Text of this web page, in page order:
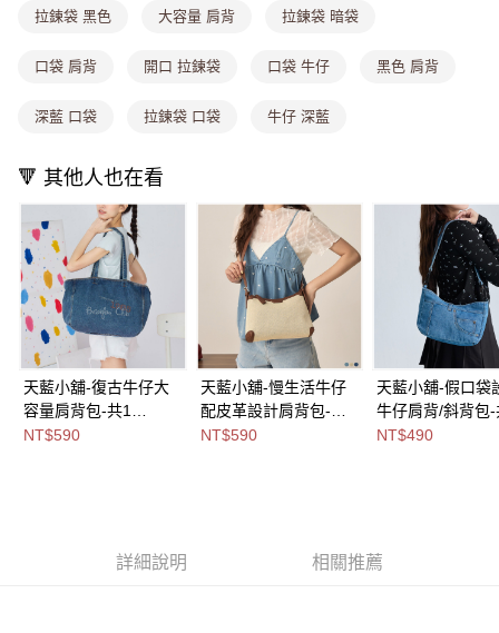
2.付款方式選擇「大哥付你分期」，訂單成立後會自動跳轉到大哥付的交易
流程，驗證手機門號後，選擇欲分期的期數、繳款截止日，確認付款後即完
3.實際核准額度、可分期數及費用金額請依後續交易確認頁面所載為準。
消。如遇「轉專審核」未通過狀況，表示未達大哥付你分期系統評分，恕無
1.分期款項不併入電信帳單，「大哥付你分期」於每月結算日後寄送繳費提
醒簡訊。
2.透過簡訊連結打開帳單後，可選擇「超商條碼／台灣大直營門市／銀行轉
帳／街口支付／iPASS MONEY」等通路繳費。
【注意事項】
1.本服務係由「台灣大哥大股份有限公司」（以下簡稱本公司）所提供，讓
用戶於交易時，得透過本服務購買商品或服務，並由商店將買賣／分期付款
買賣價金債權讓與本公司後，依約使用本公司帳單繳交帳款。
2.基於同意付款使用「大哥付你分期」之契約關係目的，商店將以您的個人
資料（包含姓名、電話或地址）提供予台灣大哥大進項蒐集、處理及利用，
由本公司與您本人進行分期帳單所需資料之確認、核對及更正。
3.完整用戶服務條款，請詳閱以下連結：https://oppay.tw/userRule
全家取貨付款
每筆NT$80，滿NT$1,000(含以上)免運費
每筆NT$80，滿NT$1,000(含以上)免運費
萊爾富取貨付款
每筆NT$8,888，滿NT$8,888(含以上)免運費
付款後萊爾富取貨
每筆NT$8,888，滿NT$8,888(含以上)免運費
7-11取貨付款
每筆NT$80，滿NT$1,000(含以上)免運費
付款後7-11取貨
付款後門市自取
拉鍊袋 黑色 大容量 肩背 拉鍊袋 暗袋
口袋 肩背 開口 拉鍊袋 口袋 牛仔 黑色 肩背
深藍 口袋 拉鍊袋 口袋 牛仔 深藍
🔻 其他人也在看
天藍小舖-復古牛仔大
容量肩背包-共1
色-$590【A15153256
NT$590
天藍小舖-慢生活牛仔
配皮革設計肩背包-共3
色-$590【A15153248
NT$590
天藍小舖-假口袋
牛仔肩背/斜背包-
色-$490【
NT$490
詳細說明 相關推薦